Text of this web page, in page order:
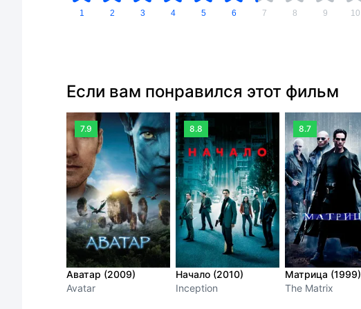
1 2 3 4 5 6 7 8 9 10
Если вам понравился этот фильм
7.9
Аватар (2009)
Avatar
8.8
Начало (2010)
Inception
8.7
Матрица (1999)
The Matrix